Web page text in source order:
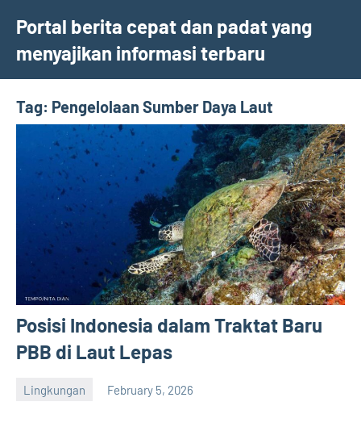
content
Portal berita cepat dan padat yang
menyajikan informasi terbaru
Tag: Pengelolaan Sumber Daya Laut
Posisi Indonesia dalam Traktat Baru
PBB di Laut Lepas
Lingkungan February 5, 2026
admin